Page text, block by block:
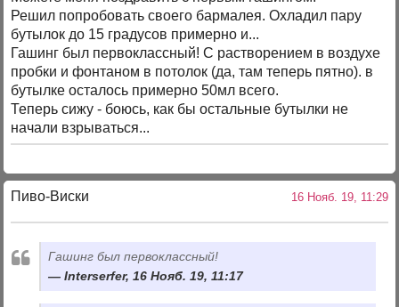
Решил попробовать своего бармалея. Охладил пару
бутылок до 15 градусов примерно и...
Гашинг был первоклассный! С растворением в воздухе
пробки и фонтаном в потолок (да, там теперь пятно). в
бутылке осталось примерно 50мл всего.
Теперь сижу - боюсь, как бы остальные бутылки не
начали взрываться...
Пиво-Виски 16 Нояб. 19, 11:29
Гашинг был первоклассный!
Interserfer, 16 Нояб. 19, 11:17